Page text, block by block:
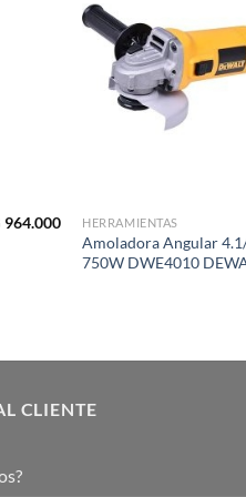
964.000 HERRAMIENTAS
Amoladora Angular
750W DWE4010
CLIENTE